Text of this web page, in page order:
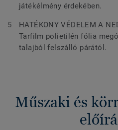
játékélmény érdekében.
HATÉKONY VÉDELEM A
Tarfilm polietilén fólia
talajból felszálló párától.
Műszaki és